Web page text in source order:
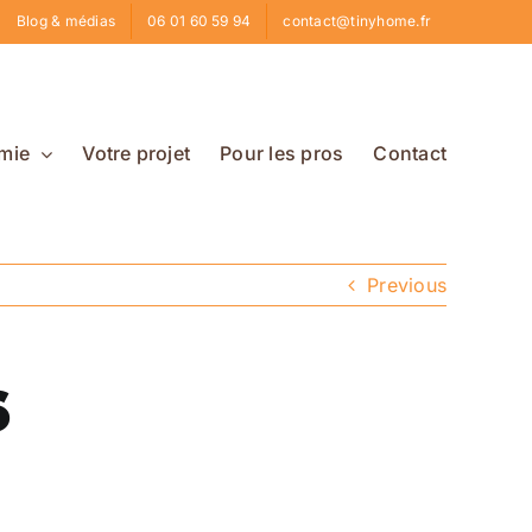
Blog & médias 06 01 60 59 94 contact@tinyhome.fr
Votre projet Pour les pros Contact
Previous